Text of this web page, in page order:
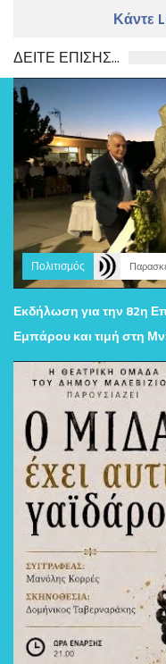
Κάντε
ΔΕΙΤΕ ΕΠΙΣΗΣ...
Πολιτισμός
Εκδήλωση για την 82η
Εμπάρου και τιμή στη